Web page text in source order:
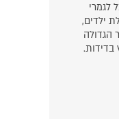
לגמרי
ילדים,
הגדולה
בדידות.